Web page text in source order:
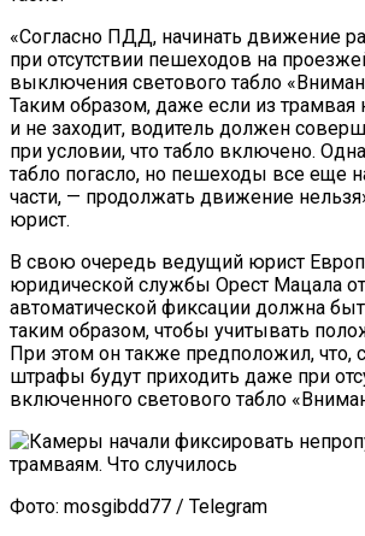
«Согласно ПДД, начинать движение
при отсутствии пешеходов на
выключения светового табло
Таким образом, даже если из трамвая
и не заходит, водитель должен
при условии, что табло включено.
табло погасло, но пешеходы все еще
части, — продолжать движение
юрист.
В свою очередь ведущий юрист
юридической службы Орест Мацала
автоматической фиксации должна
таким образом, чтобы учитывать
При этом он также предположил, что,
штрафы будут приходить даже при
включенного светового табло
Фото: mosgibdd77 / Telegram